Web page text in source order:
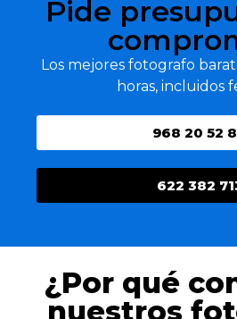
Pide
Los mejores fotografo
horas, incluidos
622 382
968 20 52
¿Por qué
nuestros